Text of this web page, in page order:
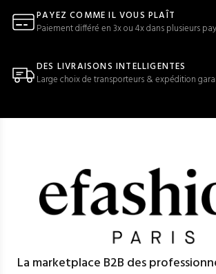
PAYEZ COMME IL VOUS PLAÎT
Paiement différé en 3x ou 4x dans plusieurs
DES LIVRAISONS INTELLIGENTES
Large choix de transporteurs & expédition
La marketplace B2B des